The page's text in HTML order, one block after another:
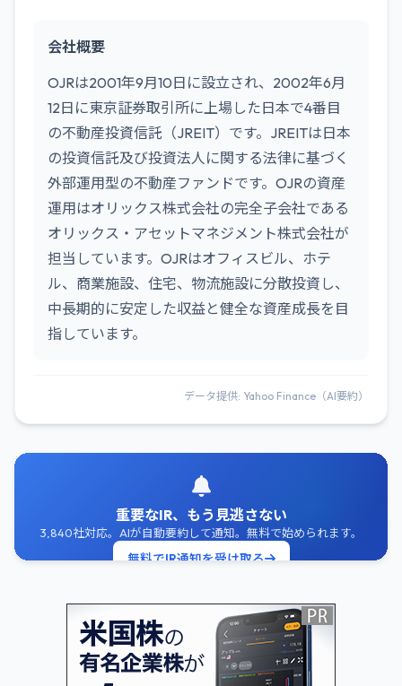
会社概要
OJRは2001年9月10日に設立され、2002年6月
12日に東京証券取引所に上場した日本で4番目
の不動産投資信託（JREIT）です。JREITは日本
の投資信託及び投資法人に関する法律に基づく
外部運用型の不動産ファンドです。OJRの資産
運用はオリックス株式会社の完全子会社である
オリックス・アセットマネジメント株式会社が
担当しています。OJRはオフィスビル、ホテ
ル、商業施設、住宅、物流施設に分散投資し、
中長期的に安定した収益と健全な資産成長を目
指しています。
データ提供: Yahoo Finance（AI要約）
重要なIR、もう見逃さない
3,840社対応。AIが自動要約して通知。無料で始められます。
無料でIR通知を受け取る